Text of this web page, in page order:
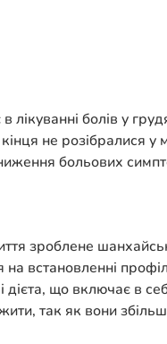
лікуванні болів у
не розібралися у
больових
зроблене
встановленні
дієта, що включає в
так як вони